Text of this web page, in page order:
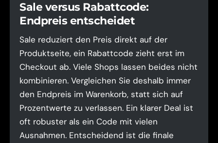
Sale versus Rabattcode:
Endpreis entscheidet
Sale reduziert den Preis direkt auf der
Produktseite, ein Rabattcode zieht erst im
Checkout ab. Viele Shops lassen beides nicht
kombinieren. Vergleichen Sie deshalb immer
den Endpreis im Warenkorb, statt sich auf
Prozentwerte zu verlassen. Ein klarer Deal ist
oft robuster als ein Code mit vielen
Ausnahmen. Entscheidend ist die finale